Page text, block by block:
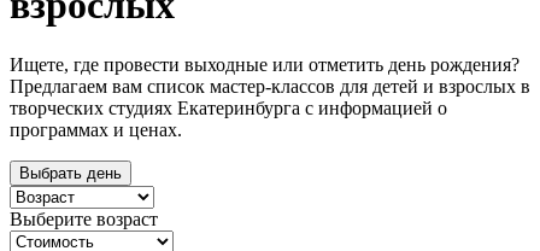
Ищете, где провести выходные или отметить день рождения?
Предлагаем вам список мастер-классов для детей и взрослых в
творческих студиях Екатеринбурга с информацией о
программах и ценах.
Выбрать день
Выберите возраст